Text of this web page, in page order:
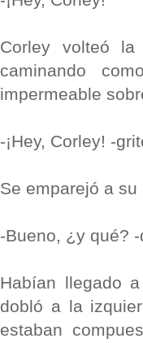
Corley volteó
caminando
impermeable
-¡Hey, Corley! -
Se emparejó a
-Bueno, ¿y qué?
Habían llegado
dobló a la
estaban